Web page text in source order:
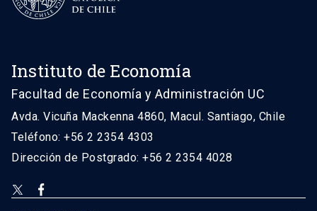
Instituto de Economía
Facultad de Economía y Administración UC
Avda. Vicuña Mackenna 4860, Macul. Santiago, Chile
Teléfono: +56 2 2354 4303
Dirección de Postgrado: +56 2 2354 4028